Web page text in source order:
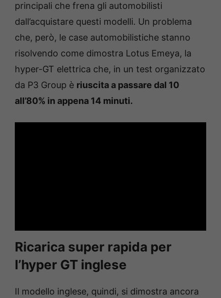
principali che frena gli automobilisti
dall’acquistare questi modelli. Un problema
che, però, le case automobilistiche stanno
risolvendo come dimostra Lotus Emeya, la
hyper-GT elettrica che, in un test organizzato
da P3 Group è riuscita a passare dal 10
all’80% in appena 14 minuti.
Ricarica super rapida per
l’hyper GT inglese
Il modello inglese, quindi, si dimostra ancora